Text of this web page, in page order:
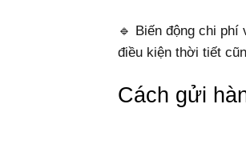
🔹 Biến động chi
điều kiện thời tiết
Cách gửi